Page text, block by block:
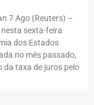
7 Ago (Reuters) –
sexta-feira
dos Estados
no mês passado,
da taxa de juros pelo